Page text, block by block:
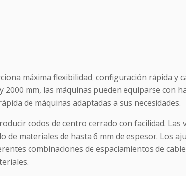
máxima flexibilidad, configuración rápida y
mm, las máquinas pueden equiparse con
de máquinas adaptadas a sus necesidades.
codos de centro cerrado con facilidad. Las
materiales de hasta 6 mm de espesor. Los
combinaciones de espaciamientos de